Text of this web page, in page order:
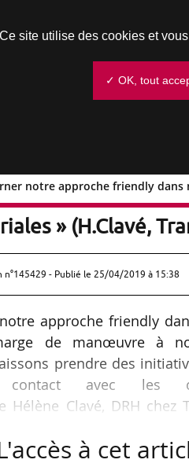
notre approche friendly dans
notre
» (H.Clavé,
n°145429 - Publié le 25/04/2019 à 15:38
approche friendly
de manœuvre à
prendre des
avec les
Hélène Clavé, DRH
à cet
Ce site utilise des cookies et
✓ OK, tout